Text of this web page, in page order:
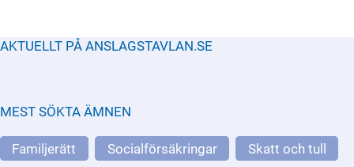
AKTUELLT PÅ ANSLAGSTAVLAN.SE
MEST SÖKTA ÄMNEN
Familjerätt Socialförsäkringar
Skatt och tull